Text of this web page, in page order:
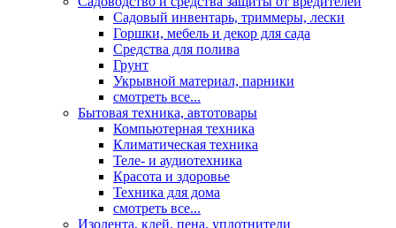
Садовый инвентарь, триммеры, лески
Горшки, мебель и декор для сада
Средства для полива
Грунт
Укрывной материал, парники
смотреть все...
Бытовая техника, автотовары
Компьютерная техника
Климатическая техника
Теле- и аудиотехника
Красота и здоровье
Техника для дома
смотреть все...
Изолента, клей, пена, уплотнители